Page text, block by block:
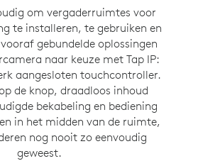
om vergaderruimtes voor
te installeren, te gebruiken en
gebundelde oplossingen
naar keuze met Tap IP:
aangesloten touchcontroller.
de knop, draadloos inhoud
bekabeling en bediening
in het midden van de ruimte,
nog nooit zo eenvoudig
geweest.